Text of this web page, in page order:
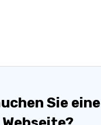
Sie eine